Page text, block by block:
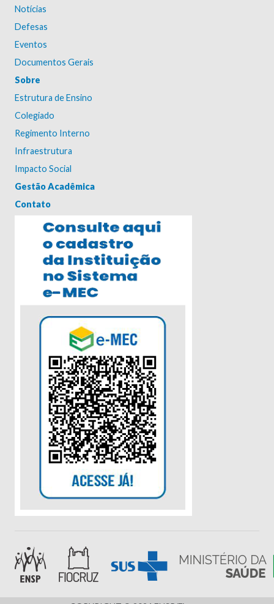
Notícias
Defesas
Eventos
Documentos Gerais
Sobre
Estrutura de Ensino
Colegiado
Regimento Interno
Infraestrutura
Impacto Social
Gestão Acadêmica
Contato